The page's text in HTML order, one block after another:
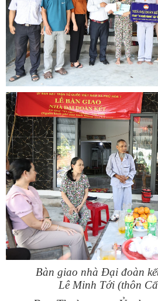
Bàn giao nhà Đại đoàn
Lê Minh Tới (thôn